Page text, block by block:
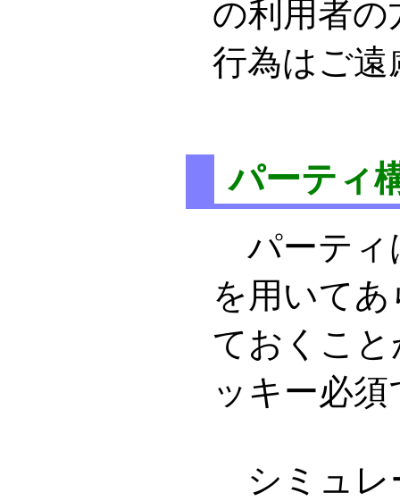
の利用者
行為はご
パーティ
パーティ
を用いて
ておくこ
ッキー必
シミュレ